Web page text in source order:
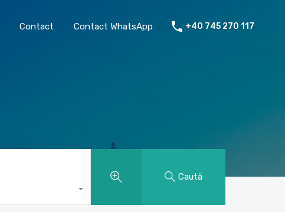
De Închiriat Despre mine Contact Contact WhatsApp
Contact Contact WhatsApp +40 745 270 117
Caută